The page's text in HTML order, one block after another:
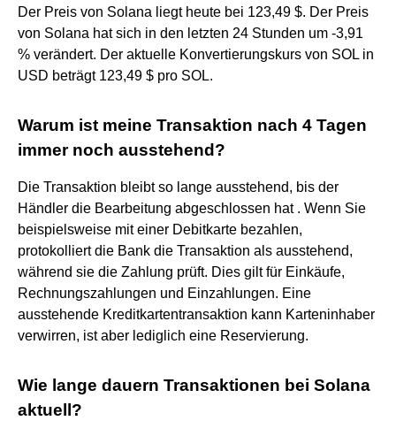
Der Preis von Solana liegt heute bei 123,49 $. Der Preis
von Solana hat sich in den letzten 24 Stunden um -3,91
% verändert. Der aktuelle Konvertierungskurs von SOL in
USD beträgt 123,49 $ pro SOL.
Warum ist meine Transaktion nach 4 Tagen
immer noch ausstehend?
Die Transaktion bleibt so lange ausstehend, bis der
Händler die Bearbeitung abgeschlossen hat . Wenn Sie
beispielsweise mit einer Debitkarte bezahlen,
protokolliert die Bank die Transaktion als ausstehend,
während sie die Zahlung prüft. Dies gilt für Einkäufe,
Rechnungszahlungen und Einzahlungen. Eine
ausstehende Kreditkartentransaktion kann Karteninhaber
verwirren, ist aber lediglich eine Reservierung.
Wie lange dauern Transaktionen bei Solana
aktuell?